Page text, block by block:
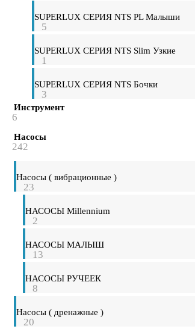
SUPERLUX СЕРИЯ NTS PL Малыши
5
SUPERLUX СЕРИЯ NTS Slim Узкие
1
SUPERLUX СЕРИЯ NTS Бочки
3
Инструмент
6
Насосы
242
Насосы ( вибрационные )
23
НАСОСЫ Millennium
2
НАСОСЫ МАЛЫШ
13
НАСОСЫ РУЧЕЕК
8
Насосы ( дренажные )
20